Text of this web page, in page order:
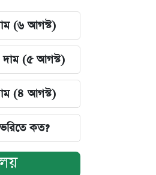
(৬ আগস্ট)
দাম (৫ আগস্ট)
(৪ আগস্ট)
কত?